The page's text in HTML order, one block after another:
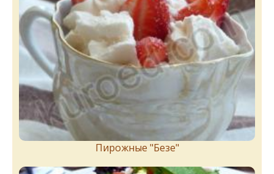
Пирожныe "Бeзe"